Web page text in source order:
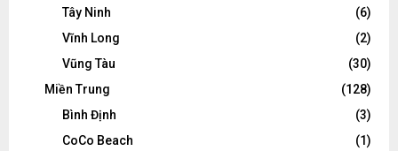
Tây Ninh
(6)
Vĩnh Long
(2)
Vũng Tàu
(30)
Miền Trung
(128)
Bình Định
(3)
CoCo Beach
(1)